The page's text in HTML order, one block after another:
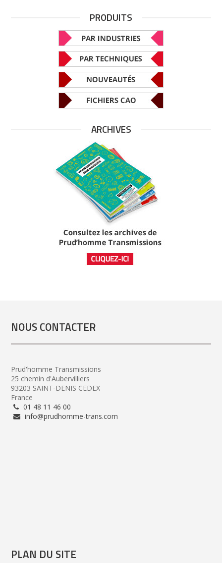
PRODUITS
ARCHIVES
NOUS CONTACTER
Prud'homme Transmissions
25 chemin d'Aubervilliers
93203 SAINT-DENIS CEDEX
France
01 48 11 46 00
info@prudhomme-trans.com
PLAN DU SITE